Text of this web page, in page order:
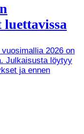
2026 on
Julkaisusta löytyy
ja ennen